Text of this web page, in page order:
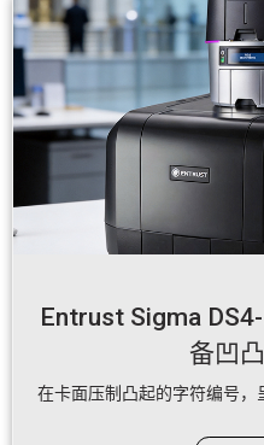
Entrust Sigma
备凹
在卡面压制凸起的字符编号